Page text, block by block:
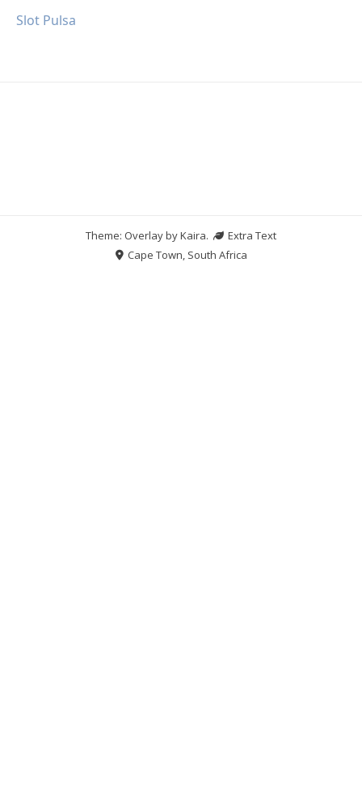
Slot Pulsa
Theme: Overlay byKaira.
Extra Text
Cape Town, South Africa